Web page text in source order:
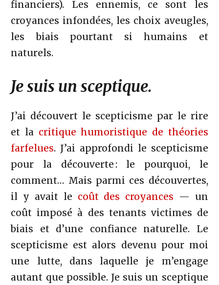
financiers). Les ennemis, ce sont les
croyances infondées, les choix aveugles,
les biais pourtant si humains et
naturels.
Je suis un sceptique.
J’ai découvert le scepticisme par le rire
et la critique humoristique de théories
farfelues. J’ai approfondi le scepticisme
pour la découverte : le pourquoi, le
comment… Mais parmi ces découvertes,
il y avait le coût des croyances — un
coût imposé à des tenants victimes de
biais et d’une confiance naturelle. Le
scepticisme est alors devenu pour moi
une lutte, dans laquelle je m’engage
autant que possible. Je suis un sceptique